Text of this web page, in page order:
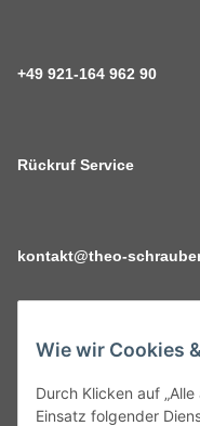
Wie wir Cookies
Durch Klicken auf
Einsatz folgender
+49 921-164 962 90
Rückruf Service
kontakt@theo-
Service